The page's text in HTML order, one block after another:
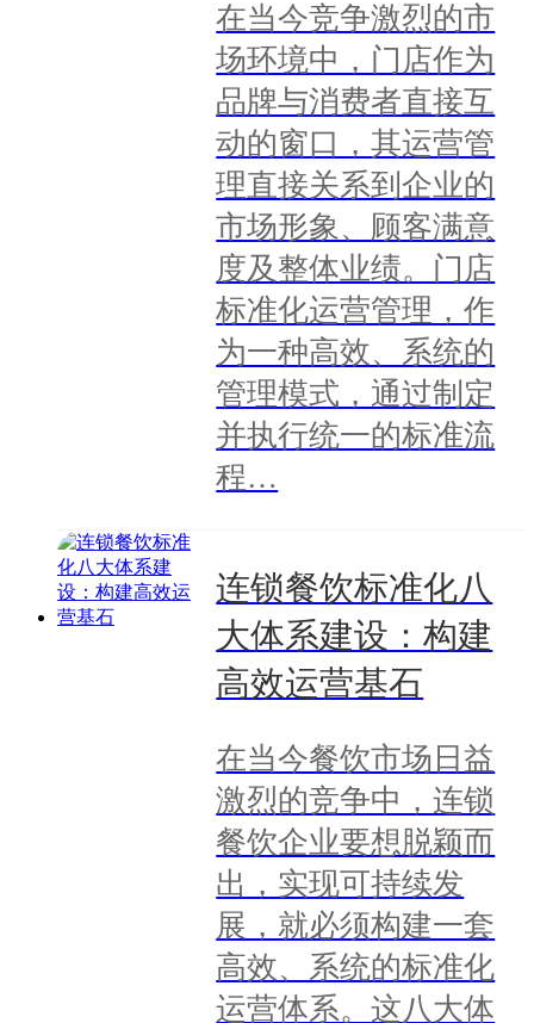
在当今竞争激烈的市
场环境中，门店作为
品牌与消费者直接互
动的窗口，其运营管
理直接关系到企业的
市场形象、顾客满意
度及整体业绩。门店
标准化运营管理，作
为一种高效、系统的
管理模式，通过制定
并执行统一的标准流
程…
连锁餐饮标准化八
大体系建设：构建
高效运营基石
在当今餐饮市场日益
激烈的竞争中，连锁
餐饮企业要想脱颖而
出，实现可持续发
展，就必须构建一套
高效、系统的标准化
运营体系。这八大体